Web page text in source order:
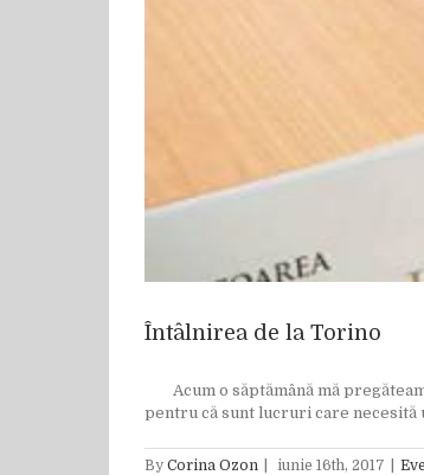
Întâlnirea de la Torino
Acum o săptămână mă
pentru că sunt lucruri care necesită
By Corina Ozon iunie 16th, 2017